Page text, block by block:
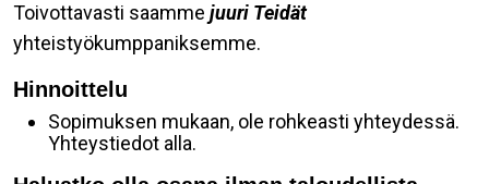
Toivottavasti saamme juuri Teidät
yhteistyökumppaniksemme.
Hinnoittelu
Sopimuksen mukaan, ole rohkeasti yhteydessä.
Yhteystiedot alla.